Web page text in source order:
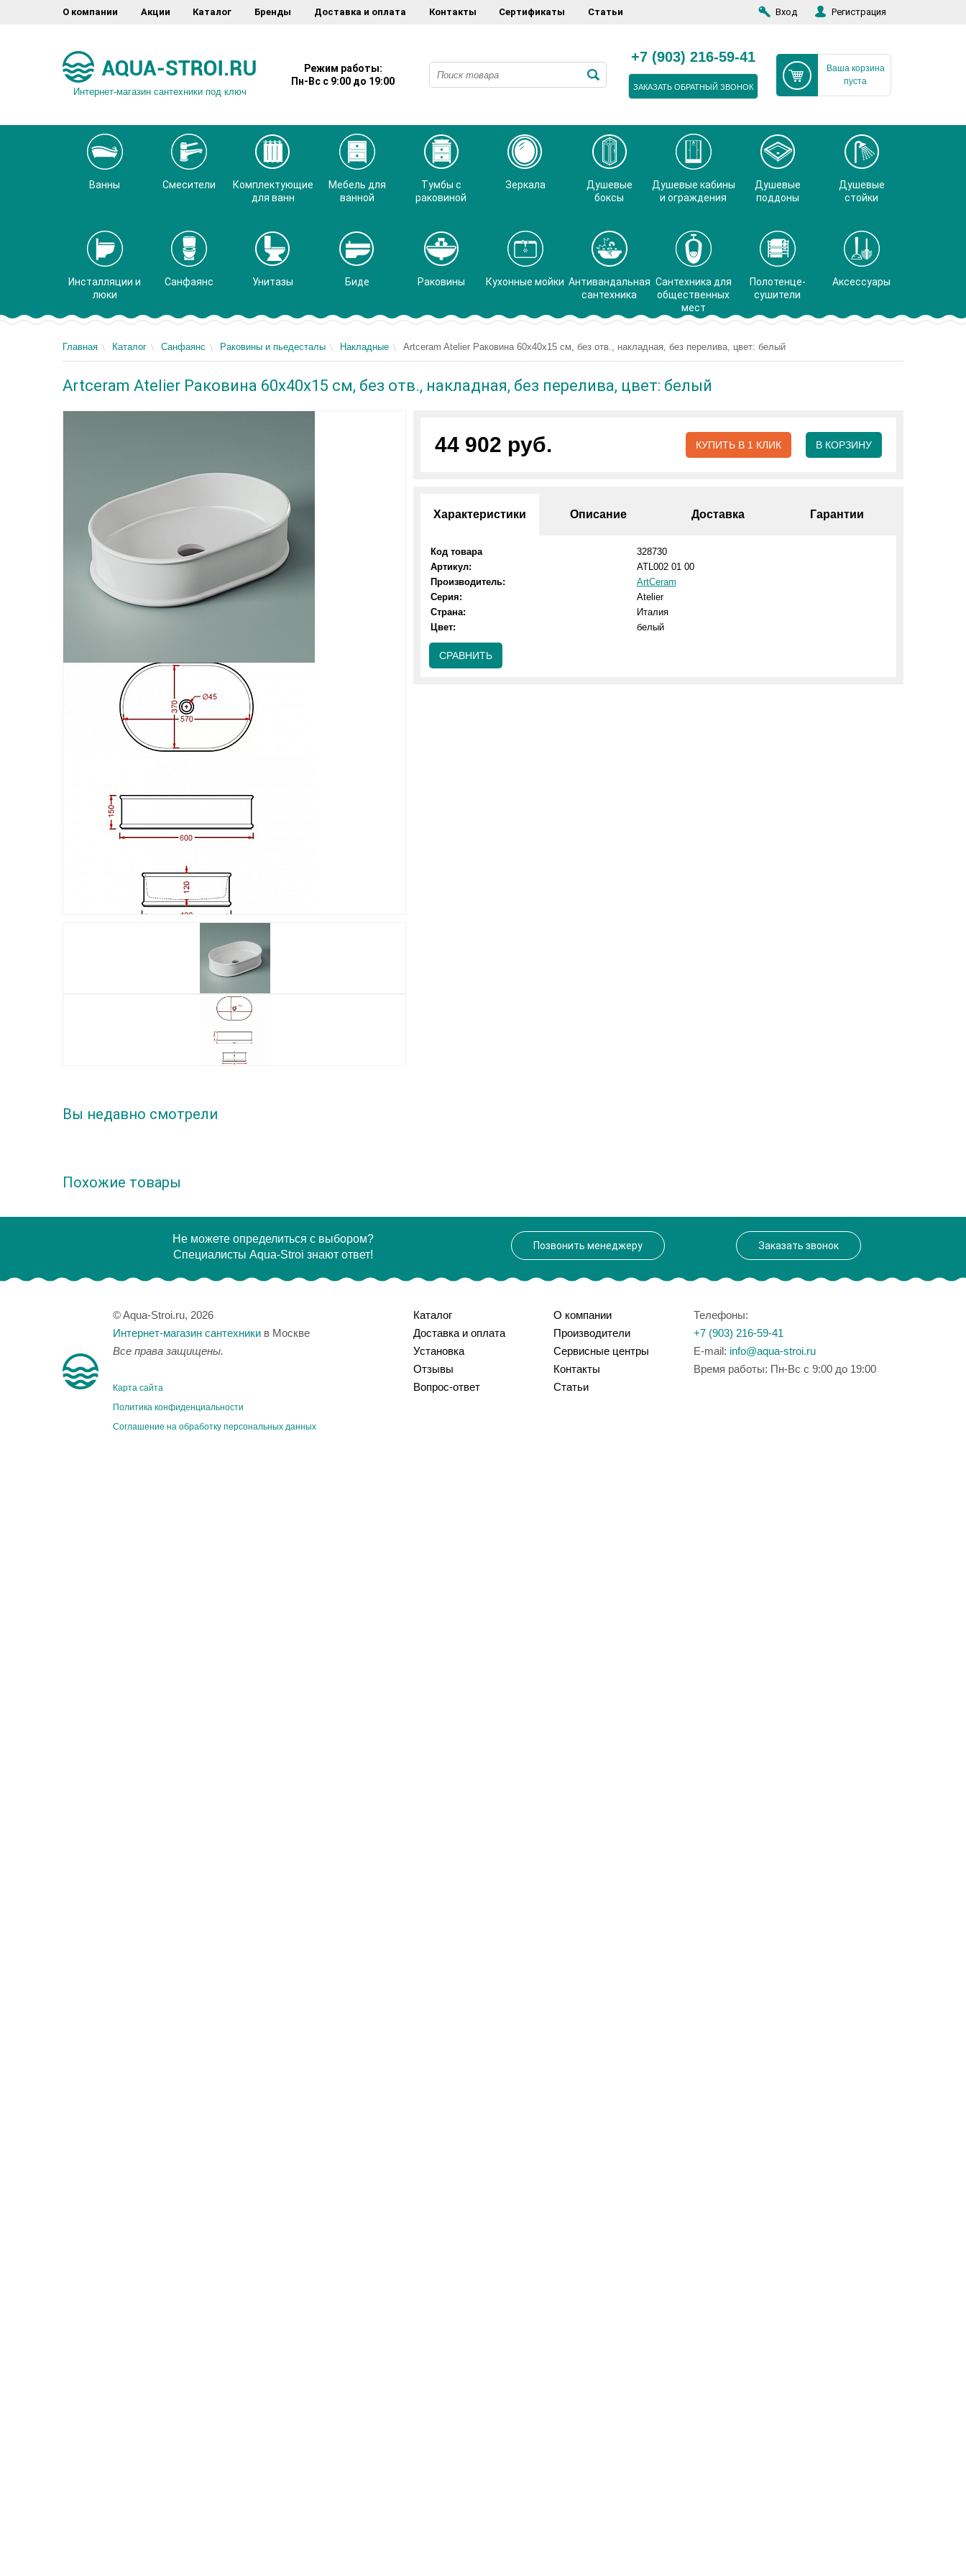
О компании Акции Каталог Бренды Доставка и оплата Контакты Сертификаты Статьи Вход Регистрация
Интернет-магазин сантехники под ключ
Режим работы:
Пн-Вс с 9:00 до 19:00
+7 (903) 216-59-41
ЗАКАЗАТЬ ОБРАТНЫЙ ЗВОНОК
Ваша корзина
пуста
Ванны Смесители
Комплектующие
для ванн
Мебель для
ванной
Тумбы с
раковиной
Зеркала
Душевые
боксы
Душевые кабины
и ограждения
Душевые
поддоны
Душевые
стойки
Инсталляции и
люки
Санфаянс Унитазы Биде Раковины Кухонные мойки Антивандальная
сантехника
Сантехника для
общественных
мест
Полотенце-
сушители
Аксессуары
Главная Каталог Санфаянс Раковины и пьедесталы Накладные Artceram Atelier Раковина 60x40х15 см, без отв., накладная, без перелива, цвет: белый
Artceram Atelier Раковина 60x40х15 см, без отв., накладная, без перелива, цвет: белый
44 902 руб. КУПИТЬ В 1 КЛИК В КОРЗИНУ
Характеристики Описание Доставка Гарантии
Код товара
328730
Артикул:
ATL002 01 00
Производитель:
ArtCeram
Серия:
Atelier
Страна:
Италия
Цвет:
белый
СРАВНИТЬ
Вы недавно смотрели
Похожие товары
Не можете определиться с выбором?
Специалисты Aqua-Stroi знают ответ!
Позвонить менеджеру Заказать звонок
© Aqua-Stroi.ru, 2026
Интернет-магазин сантехники в Москве
Все права защищены.
Карта сайта
Политика конфиденциальности
Соглашение на обработку персональных данных
Каталог
Доставка и оплата
Установка
Отзывы
Вопрос-ответ
О компании
Производители
Сервисные центры
Контакты
Статьи
Телефоны:
+7 (903) 216-59-41
E-mail: info@aqua-stroi.ru
Время работы: Пн-Вс с 9:00 до 19:00